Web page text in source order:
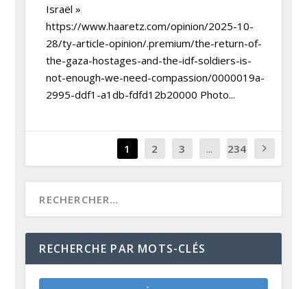
Israël »
https://www.haaretz.com/opinion/2025-10-
28/ty-article-opinion/.premium/the-return-of-
the-gaza-hostages-and-the-idf-soldiers-is-
not-enough-we-need-compassion/0000019a-
2995-ddf1-a1db-fdfd12b20000 Photo...
1 2 3 ... 234
RECHERCHE PAR MOTS-CLÉS